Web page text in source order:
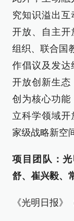
究知识溢出
开放、自主开
组织、联合国
作倡议及发达
开放创新生态
创为核心功能
立科学领域开
家级战略新空
项目团队：
舒、崔兴毅、
《光明日报》